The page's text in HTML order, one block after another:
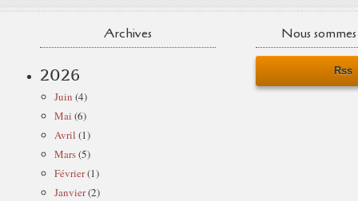
Archives
2026
Juin (4)
Mai (6)
Avril (1)
Mars(5)
Février(1)
Janvier(2)
Nous
Rss